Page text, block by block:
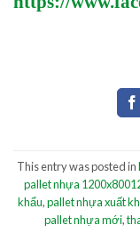
This entry was posted in
pallet nhựa
khẩu,pallet nhựa xuất
pallet nhựa mới,